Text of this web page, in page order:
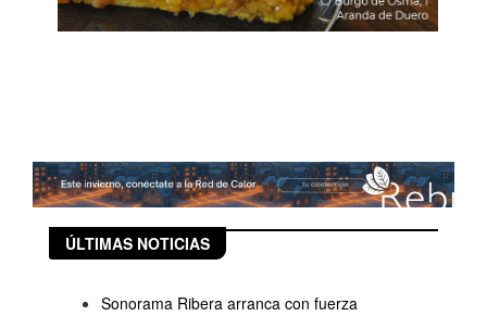
ÚLTIMAS NOTICIAS
Sonorama Ribera arranca con fuerza